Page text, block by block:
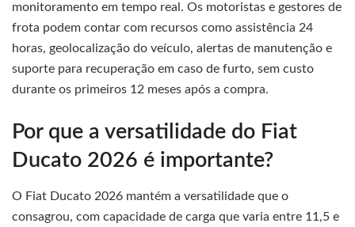
monitoramento em tempo real. Os motoristas e gestores de
frota podem contar com recursos como assistência 24
horas, geolocalização do veículo, alertas de manutenção e
suporte para recuperação em caso de furto, sem custo
durante os primeiros 12 meses após a compra.
Por que a versatilidade do Fiat
Ducato 2026 é importante?
O Fiat Ducato 2026 mantém a versatilidade que o
consagrou, com capacidade de carga que varia entre 11,5 e